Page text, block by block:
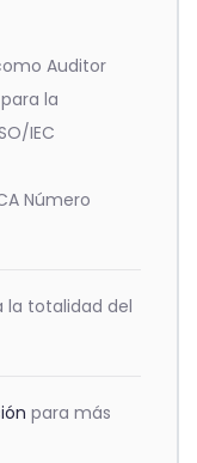
Auditor
la
IEC
Número
la totalidad del
para más